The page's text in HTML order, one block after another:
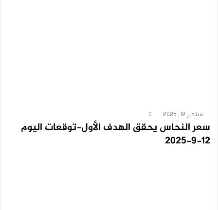
سبتمبر 12, 2025 0
سعر النحاس يحقق الهدف الأول-توقعات اليوم
12-9-2025